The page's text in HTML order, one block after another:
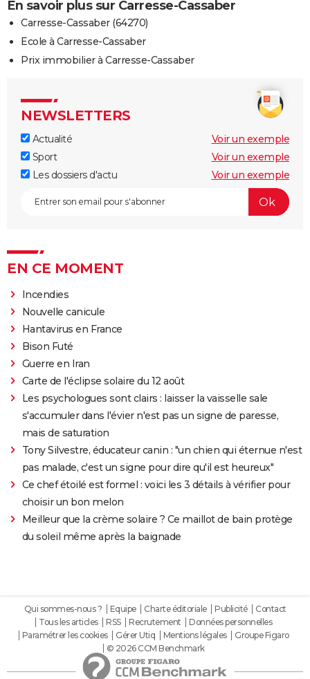
En savoir plus sur Carresse-Cassaber
Carresse-Cassaber (64270)
Ecole à Carresse-Cassaber
Prix immobilier à Carresse-Cassaber
NEWSLETTERS
Actualité
Voir un exemple
Sport
Voir un exemple
Les dossiers d'actu
Voir un exemple
EN CE MOMENT
Incendies
Nouvelle canicule
Hantavirus en France
Bison Futé
Guerre en Iran
Carte de l'éclipse solaire du 12 août
Les psychologues sont clairs : laisser la vaisselle sale
s'accumuler dans l'évier n'est pas un signe de paresse,
mais de saturation
Tony Silvestre, éducateur canin : "un chien qui éternue n'est
pas malade, c'est un signe pour dire qu'il est heureux"
Ce chef étoilé est formel : voici les 3 détails à vérifier pour
choisir un bon melon
Meilleur que la crème solaire ? Ce maillot de bain protège
du soleil même après la baignade
Qui sommes-nous ? Equipe Charte éditoriale Publicité
Contact
Tous les articles
RSS Recrutement
Données personnelles
Paramétrer les cookies
Gérer Utiq Mentions légales
Groupe Figaro
© 2026 CCM Benchmark